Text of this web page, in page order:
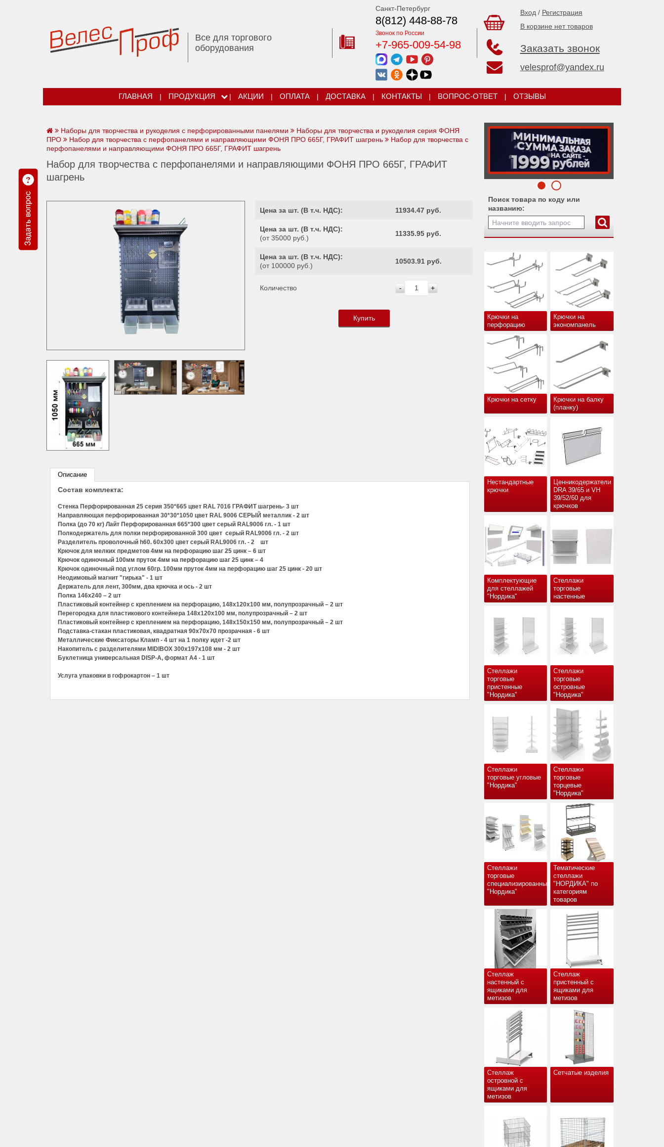
Все для торгового
оборудования
Санкт-Петербург
8(812) 448-88-78
Звонок по России
+7-965-009-54-98
Вход / Регистрация
В корзине нет товаров
Заказать звонок
velesprof@yandex.ru
ГЛАВНАЯ | ПРОДУКЦИЯ | АКЦИИ | ОПЛАТА | ДОСТАВКА | КОНТАКТЫ | ВОПРОС-ОТВЕТ | ОТЗЫВЫ
Поиск товара по коду или
названию:
Крючки на
перфорацию
Крючки на
экономпанель
Крючки на сетку
Крючки на балку
(планку)
Нестандартные
крючки
Ценникодержатели
DRA 39/65 и VH
39/52/60 для
крючков
Комплектующие
для стеллажей
"Нордика"
Стеллажи
торговые
настенные
Стеллажи
торговые
пристенные
"Нордика"
Стеллажи
торговые
островные
"Нордика"
Стеллажи
торговые угловые
"Нордика"
Стеллажи
торговые
торцевые
"Нордика"
Стеллажи
торговые
специализированные
"Нордика"
Тематические
стеллажи
"НОРДИКА" по
категориям
товаров
Стеллаж
настенный с
ящиками для
метизов
Стеллаж
пристенный с
ящиками для
метизов
Стеллаж
островной с
ящиками для
метизов
Сетчатые изделия
Наборы для творчества и рукоделия с перфорированными панелями
Наборы для творчества и рукоделия серия ФОНЯ
ПРО
Набор для творчества с перфопанелями и направляющими ФОНЯ ПРО 665Г, ГРАФИТ шагрень
Набор для творчества с
перфопанелями и направляющими ФОНЯ ПРО 665Г, ГРАФИТ шагрень
Набор для творчества с перфопанелями и направляющими ФОНЯ ПРО 665Г, ГРАФИТ
шагрень
Цена за шт. (В т.ч. НДС): 11934.47 руб.
Цена за шт. (В т.ч. НДС):
(от 35000 руб.)
11335.95 руб.
Цена за шт. (В т.ч. НДС):
(от 100000 руб.)
10503.91 руб.
Количество - +
Купить
Описание
Состав комплекта:
Стенка Перфорированная 25 серия 350*665 цвет RAL 7016 ГРАФИТ шагрень- 3 шт
Направляющая перфорированная 30*30*1050 цвет RAL 9006 СЕРЫЙ металлик - 2 шт
Полка (до 70 кг) Лайт Перфорированная 665*300 цвет серый RAL9006 гл. - 1 шт
Полкодержатель для полки перфорированной 300 цвет серый RAL9006 гл. - 2 шт
Разделитель проволочный h60. 60х300 цвет серый RAL9006 гл. - 2 шт
Крючок для мелких предметов 4мм на перфорацию шаг 25 цинк – 6 шт
Крючок одиночный 100мм пруток 4мм на перфорацию шаг 25 цинк – 4
Крючок одиночный под углом 60гр. 100мм пруток 4мм на перфорацию шаг 25 цинк - 20 шт
Неодимовый магнит "гирька" - 1 шт
Держатель для лент, 300мм, два крючка и ось - 2 шт
Полка 146х240 – 2 шт
Пластиковый контейнер с креплением на перфорацию, 148х120х100 мм, полупрозрачный – 2 шт
Перегородка для пластикового контейнера 148х120х100 мм, полупрозрачный – 2 шт
Пластиковый контейнер с креплением на перфорацию, 148х150х150 мм, полупрозрачный – 2 шт
Подставка-стакан пластиковая, квадратная 90х70х70 прозрачная - 6 шт
Металлические Фиксаторы Кламп - 4 шт на 1 полку идет -2 шт
Накопитель с разделителями MIDIBOX 300х197х108 мм - 2 шт
Буклетница универсальная DISP-А, формат А4 - 1 шт
Услуга упаковки в гофрокартон – 1 шт